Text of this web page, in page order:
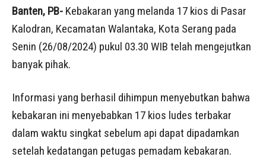
Banten, PB- Kebakaran yang melanda 17 kios di Pasar
Kalodran, Kecamatan Walantaka, Kota Serang pada
Senin (26/08/2024) pukul 03.30 WIB telah mengejutkan
banyak pihak.
Informasi yang berhasil dihimpun menyebutkan bahwa
kebakaran ini menyebabkan 17 kios ludes terbakar
dalam waktu singkat sebelum api dapat dipadamkan
setelah kedatangan petugas pemadam kebakaran.